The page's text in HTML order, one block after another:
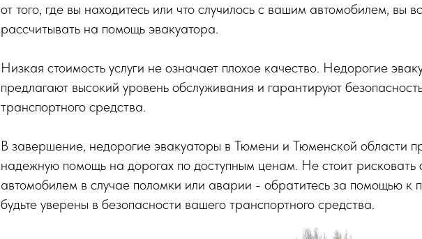
от того, где вы находитесь или что случилось с вашим автомобилем, вы
рассчитывать на помощь эвакуатора.
Низкая стоимость услуги не означает плохое качество. Недорогие
предлагают высокий уровень обслуживания и гарантируют
транспортного средства.
В завершение, недорогие эвакуаторы в Тюмени и Тюменской области
надежную помощь на дорогах по доступным ценам. Не стоит рисковать
автомобилем в случае поломки или аварии - обратитесь за помощью к
будьте уверены в безопасности вашего транспортного средства.